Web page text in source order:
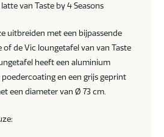
van Taste by 4 Seasons
uitbreiden met een bijpassende
de Vic loungetafel van van Taste
heeft een aluminium
en een grijs geprint
een diameter van Ø 73 cm.